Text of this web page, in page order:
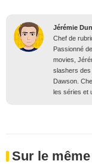
Jérémie
Chef de
Passionné
movies,
slashers des
Dawson.
les séries et
Sur le